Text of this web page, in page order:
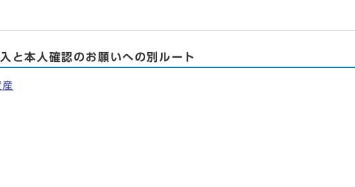
と本人確認のお願いへの別ルート
産